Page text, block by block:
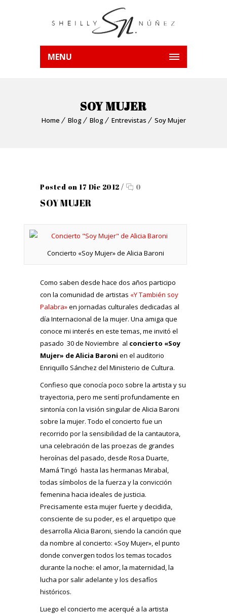
MENU
SOY MUJER
Home Blog Blog Entrevistas Soy Mujer
Posted on 17 Dic 2012 / 0
SOY MUJER
Concierto «Soy Mujer» de Alicia Baroni
Como saben desde hace dos años participo
con la comunidad de artistas «Y También soy
Palabra»en jornadas culturales dedicadas al
día Internacional de la mujer. Una amiga que
conoce mi interés en este temas, me invitó el
pasado 30 de Noviembre al concierto «Soy
Mujer» de Alicia Baroni en el auditorio
Enriquillo Sánchez del Ministerio de Cultura.
Confieso que conocía poco sobre la artista y su
trayectoria, pero me sentí profundamente en
sintonía con la visión singular de Alicia Baroni
sobre la mujer. Todo el concierto fue un
recorrido por la sensibilidad de la cantautora,
una celebración de las proezas de grandes
heroínas del pasado, desde Rosa Duarte,
Mamá Tingó hasta las hermanas Mirabal,
todas símbolos de la fuerza y la convicción
femenina hacia ideales de justicia.
Precisamente esta mujer fuerte y decidida,
consciente de su poder, es el arquetipo que
desarrolla Alicia Baroni, siendo la canción que
da nombre al concierto: «Soy Mujer», el punto
donde convergen todos los temas tocados
durante la noche: el amor, la maternidad, la
lucha por salir adelante y los desafíos
históricos.
Luego el concierto me acerqué a la artista